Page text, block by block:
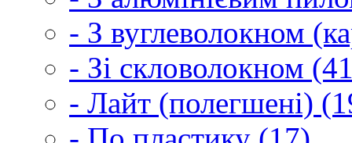
- З вуглеволокном
- Зі скловолокном
- Лайт (полегшені)